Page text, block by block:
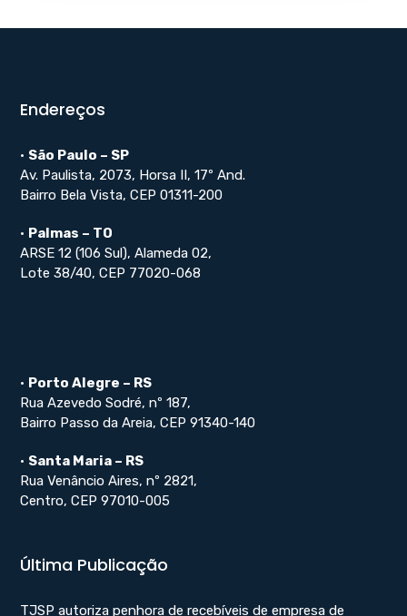
Endereços
• São Paulo – SP
Av. Paulista, 2073, Horsa II, 17º And.
Bairro Bela Vista, CEP 01311-200
• Palmas – TO
ARSE 12 (106 Sul), Alameda 02,
Lote 38/40, CEP 77020-068
• Porto Alegre – RS
Rua Azevedo Sodré, nº 187,
Bairro Passo da Areia, CEP 91340-140
• Santa Maria – RS
Rua Venâncio Aires, nº 2821,
Centro, CEP 97010-005
Última Publicação
TJSP autoriza penhora de recebíveis de empresa de